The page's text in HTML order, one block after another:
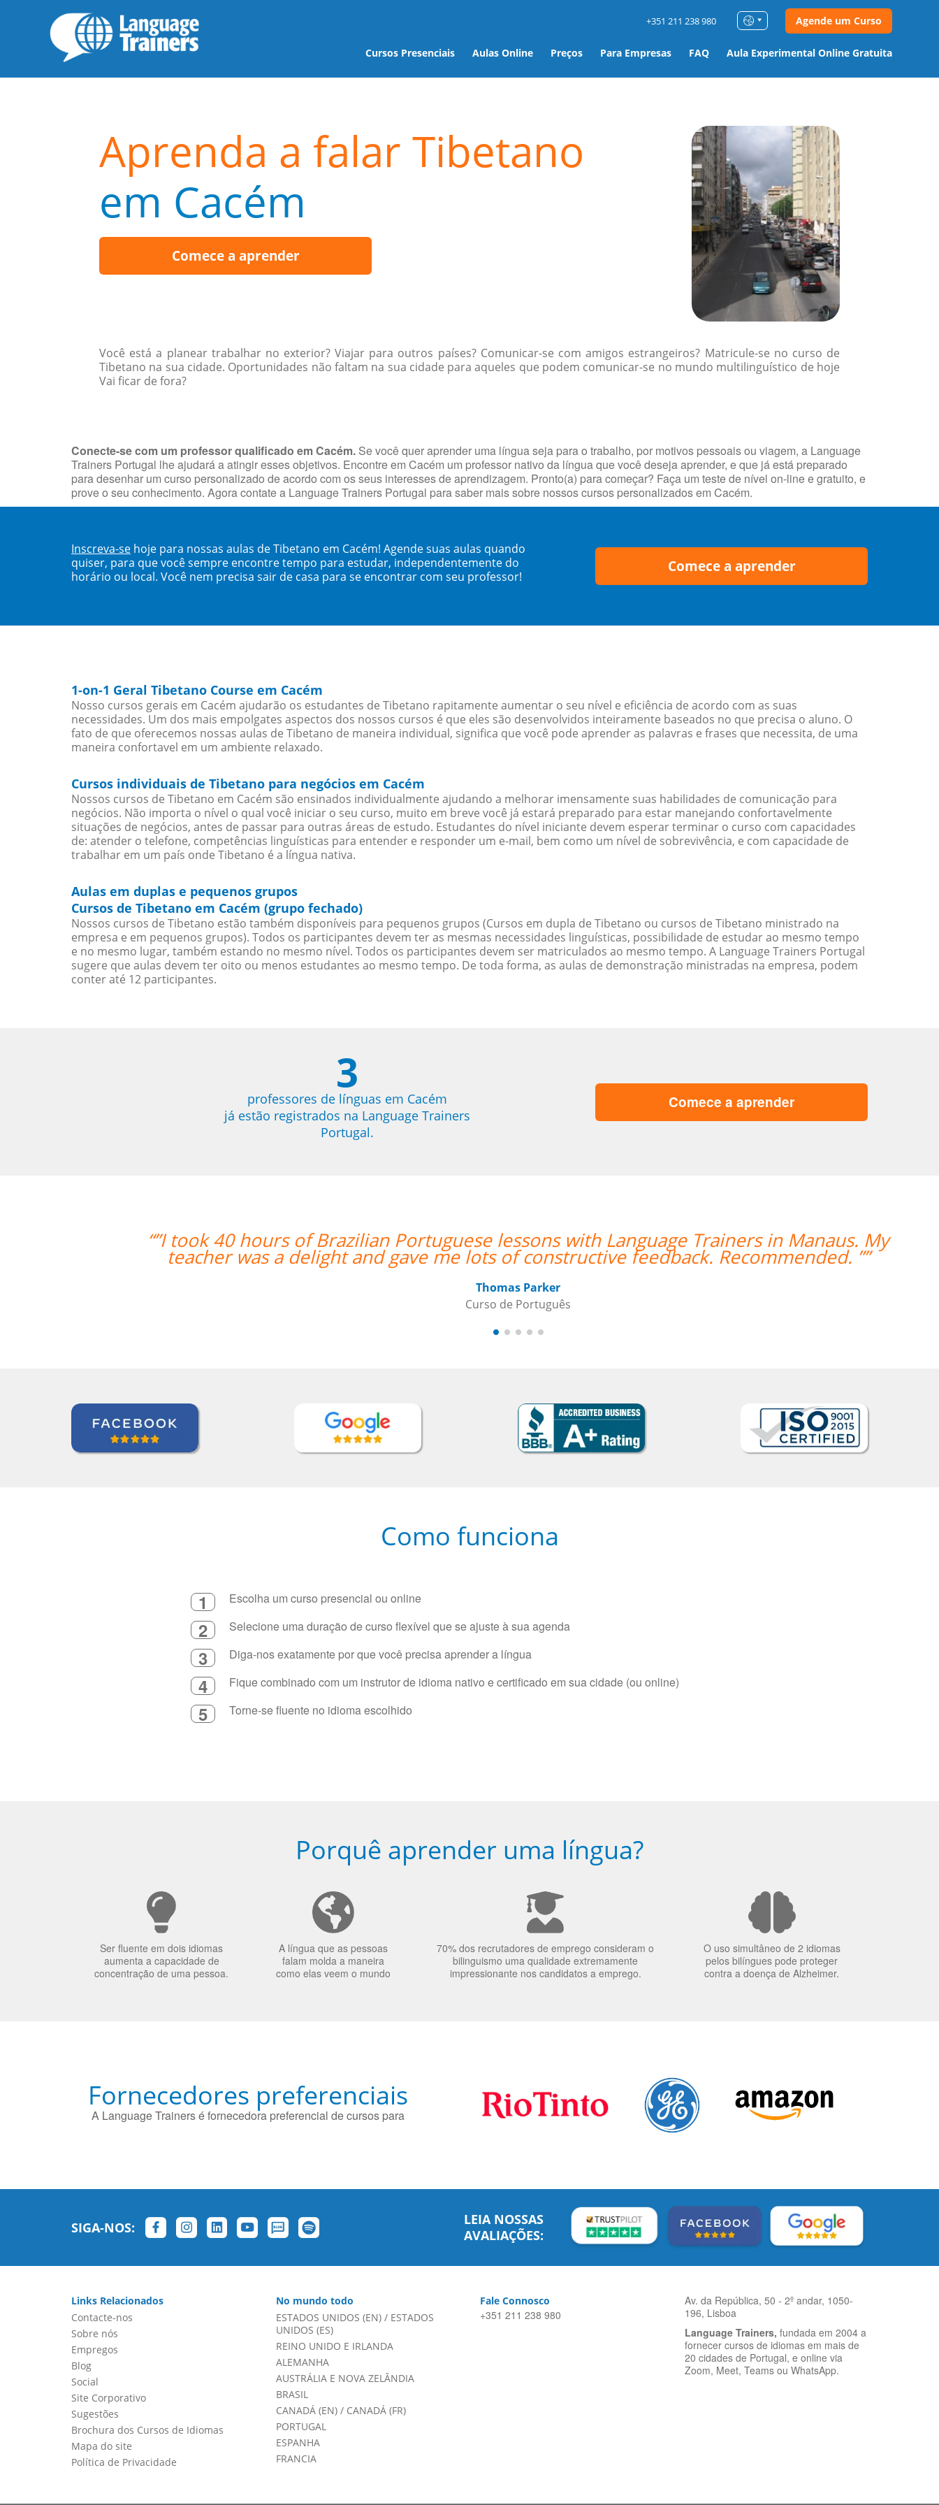
Cursos Presenciais Aulas Online Preços Para Empresas FAQ Aula Experimental Online Gratuita
+351 211 238 980 Agende um Curso
Aprenda a falar Tibetano
em Cacém
Comece a aprender
Você está a planear trabalhar no exterior? Viajar para outros países? Comunicar-se com amigos estrangeiros? Matricule-se no curso de
Tibetano na sua cidade. Oportunidades não faltam na sua cidade para aqueles que podem comunicar-se no mundo multilinguístico de hoje
Vai ficar de fora?
Conecte-se com um professor qualificado em Cacém. Se você quer aprender uma língua seja para o trabalho, por motivos pessoais ou viagem, a Language
Trainers Portugal lhe ajudará a atingir esses objetivos. Encontre em Cacém um professor nativo da língua que você deseja aprender, e que já está preparado
para desenhar um curso personalizado de acordo com os seus interesses de aprendizagem. Pronto(a) para começar? Faça um teste de nível on-line e gratuito, e
prove o seu conhecimento. Agora contate a Language Trainers Portugal para saber mais sobre nossos cursos personalizados em Cacém.
Inscreva-se hoje para nossas aulas de Tibetano em Cacém! Agende suas aulas quando
quiser, para que você sempre encontre tempo para estudar, independentemente do
horário ou local. Você nem precisa sair de casa para se encontrar com seu professor!
Comece a aprender
1-on-1 Geral Tibetano Course em Cacém
Nosso cursos gerais em Cacém ajudarão os estudantes de Tibetano rapitamente aumentar o seu nível e eficiência de acordo com as suas
necessidades. Um dos mais empolgates aspectos dos nossos cursos é que eles são desenvolvidos inteiramente baseados no que precisa o aluno. O
fato de que oferecemos nossas aulas de Tibetano de maneira individual, significa que você pode aprender as palavras e frases que necessita, de uma
maneira confortavel em um ambiente relaxado.
Cursos individuais de Tibetano para negócios em Cacém
Nossos cursos de Tibetano em Cacém são ensinados individualmente ajudando a melhorar imensamente suas habilidades de comunicação para
negócios. Não importa o nível o qual você iniciar o seu curso, muito em breve você já estará preparado para estar manejando confortavelmente
situações de negócios, antes de passar para outras áreas de estudo. Estudantes do nível iniciante devem esperar terminar o curso com capacidades
de: atender o telefone, competências linguísticas para entender e responder um e-mail, bem como um nível de sobrevivência, e com capacidade de
trabalhar em um país onde Tibetano é a língua nativa.
Aulas em duplas e pequenos grupos
Cursos de Tibetano em Cacém (grupo fechado)
Nossos cursos de Tibetano estão também disponíveis para pequenos grupos (Cursos em dupla de Tibetano ou cursos de Tibetano ministrado na
empresa e em pequenos grupos). Todos os participantes devem ter as mesmas necessidades linguísticas, possibilidade de estudar ao mesmo tempo
e no mesmo lugar, também estando no mesmo nível. Todos os participantes devem ser matriculados ao mesmo tempo. A Language Trainers Portugal
sugere que aulas devem ter oito ou menos estudantes ao mesmo tempo. De toda forma, as aulas de demonstração ministradas na empresa, podem
conter até 12 participantes.
3
professores de línguas em Cacém
já estão registrados na Language Trainers
Portugal.
Comece a aprender
“”I took 40 hours of Brazilian Portuguese lessons with Language Trainers in Manaus. My
teacher was a delight and gave me lots of constructive feedback. Recommended. ””
Thomas Parker
Curso de Português
Como funciona
1 Escolha um curso presencial ou online
2 Selecione uma duração de curso flexível que se ajuste à sua agenda
3 Diga-nos exatamente por que você precisa aprender a língua
4 Fique combinado com um instrutor de idioma nativo e certificado em sua cidade (ou online)
5 Torne-se fluente no idioma escolhido
Porquê aprender uma língua?
Ser fluente em dois idiomas
aumenta a capacidade de
concentração de uma pessoa.
A língua que as pessoas
falam molda a maneira
como elas veem o mundo
70% dos recrutadores de emprego consideram o
bilinguismo uma qualidade extremamente
impressionante nos candidatos a emprego.
O uso simultâneo de 2 idiomas
pelos bilíngues pode proteger
contra a doença de Alzheimer.
Fornecedores preferenciais
A Language Trainers é fornecedora preferencial de cursos para
SIGA-NOS:
LEIA NOSSAS
AVALIAÇÕES:
Links Relacionados
Contacte-nos
Sobre nós
Empregos
Blog
Social
Site Corporativo
Sugestões
Brochura dos Cursos de Idiomas
Mapa do site
Política de Privacidade
No mundo todo
ESTADOS UNIDOS (EN)/ ESTADOS
UNIDOS (ES)
REINO UNIDO E IRLANDA
ALEMANHA
AUSTRÁLIA E NOVA ZELÂNDIA
BRASIL
CANADÁ (EN)/ CANADÁ (FR)
PORTUGAL
ESPANHA
FRANCIA
Fale Connosco
+351 211 238 980
Av. da República, 50 - 2º andar, 1050-
196, Lisboa
Language Trainers, fundada em 2004 a
fornecer cursos de idiomas em mais de
20 cidades de Portugal, e online via
Zoom, Meet, Teams ou WhatsApp.